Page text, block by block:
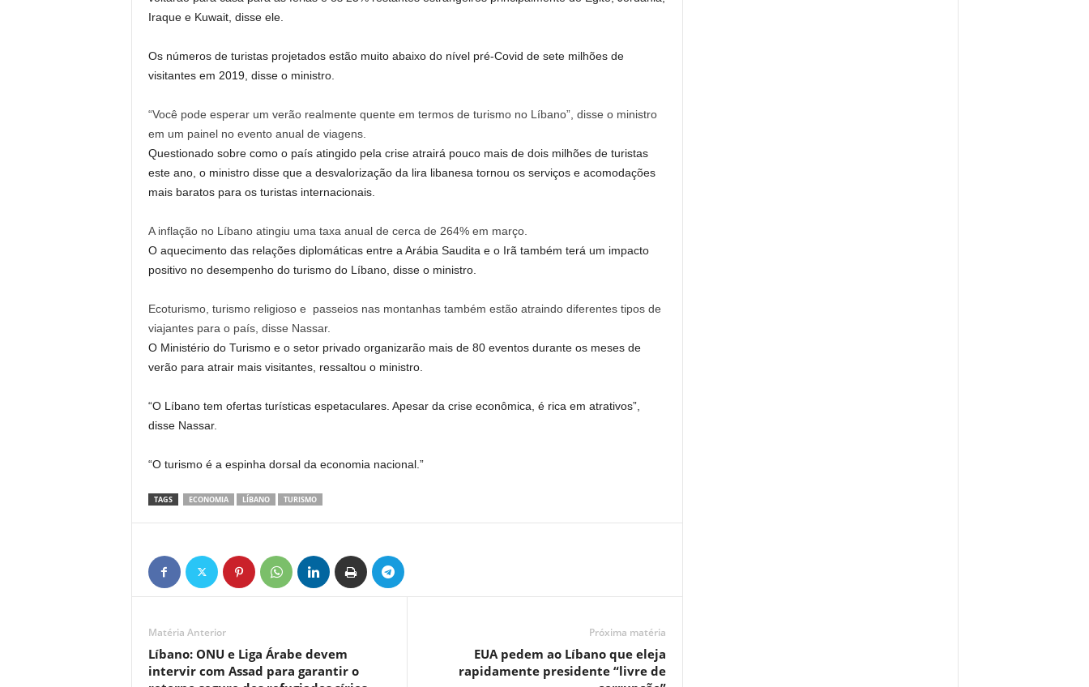
Iraque e Kuwait, disse ele.
Os números de turistas projetados estão muito abaixo do nível pré-Covid de sete milhões de
visitantes em 2019, disse o ministro.
“Você pode esperar um verão realmente quente em termos de turismo no Líbano”, disse o ministro
em um painel no evento anual de viagens.
Questionado sobre como o país atingido pela crise atrairá pouco mais de dois milhões de turistas
este ano, o ministro disse que a desvalorização da lira libanesa tornou os serviços e acomodações
mais baratos para os turistas internacionais.
A inflação no Líbano atingiu uma taxa anual de cerca de 264% em março.
O aquecimento das relações diplomáticas entre a Arábia Saudita e o Irã também terá um impacto
positivo no desempenho do turismo do Líbano, disse o ministro.
Ecoturismo, turismo religioso e passeios nas montanhas também estão atraindo diferentes tipos de
viajantes para o país, disse Nassar.
O Ministério do Turismo e o setor privado organizarão mais de 80 eventos durante os meses de
verão para atrair mais visitantes, ressaltou o ministro.
“O Líbano tem ofertas turísticas espetaculares. Apesar da crise econômica, é rica em atrativos”,
disse Nassar.
“O turismo é a espinha dorsal da economia nacional.”
TAGS ECONOMIA LÍBANO TURISMO
Matéria Anterior
Líbano: ONU e Liga Árabe devem
intervir com Assad para garantir o
Próxima matéria
EUA pedem ao Líbano que eleja
rapidamente presidente “livre de